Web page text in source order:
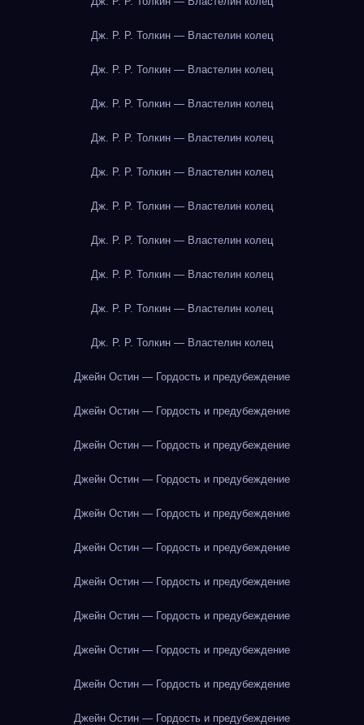
Дж. Р. Р. Толкин — Властелин колец
Дж. Р. Р. Толкин — Властелин колец
Дж. Р. Р. Толкин — Властелин колец
Дж. Р. Р. Толкин — Властелин колец
Дж. Р. Р. Толкин — Властелин колец
Дж. Р. Р. Толкин — Властелин колец
Дж. Р. Р. Толкин — Властелин колец
Дж. Р. Р. Толкин — Властелин колец
Дж. Р. Р. Толкин — Властелин колец
Дж. Р. Р. Толкин — Властелин колец
Джейн Остин — Гордость и предубеждение
Джейн Остин — Гордость и предубеждение
Джейн Остин — Гордость и предубеждение
Джейн Остин — Гордость и предубеждение
Джейн Остин — Гордость и предубеждение
Джейн Остин — Гордость и предубеждение
Джейн Остин — Гордость и предубеждение
Джейн Остин — Гордость и предубеждение
Джейн Остин — Гордость и предубеждение
Джейн Остин — Гордость и предубеждение
Джейн Остин — Гордость и предубеждение